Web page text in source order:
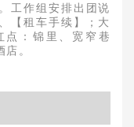
工作组安排出团说
【租车手续】；大
点：锦里、宽窄巷
。